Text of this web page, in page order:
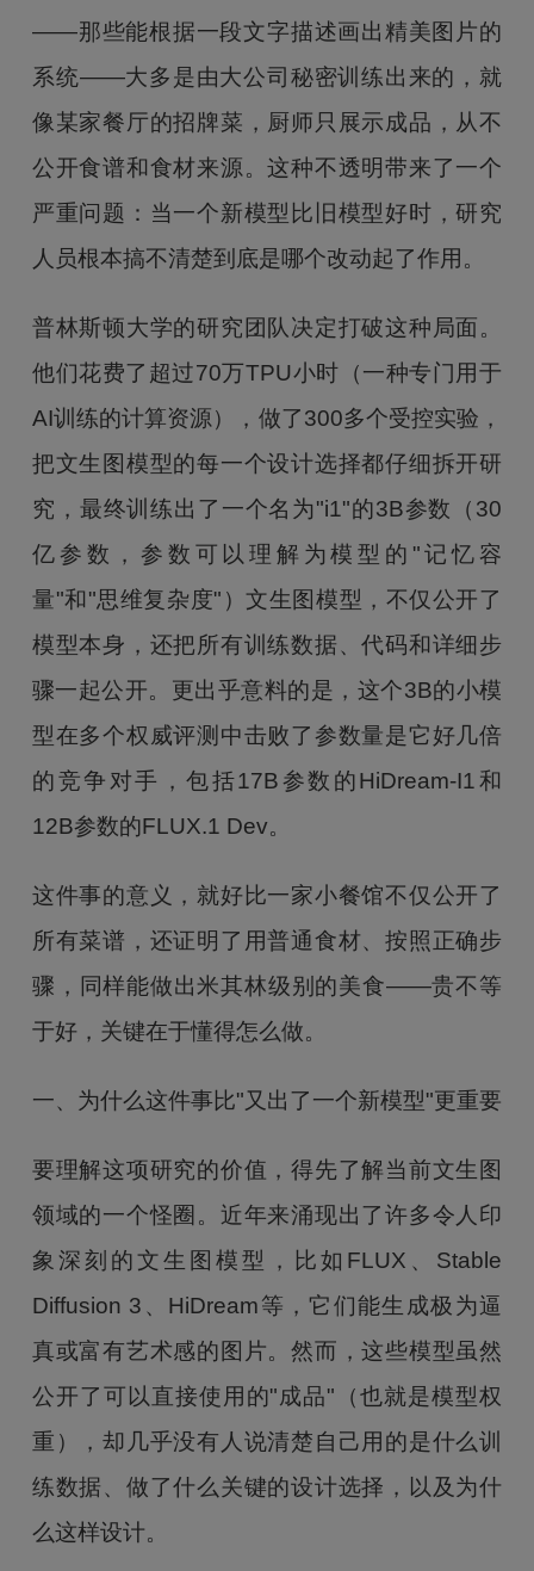
——那些能根据一段文字描述画出精美图片的
系统——大多是由大公司秘密训练出来的，就
像某家餐厅的招牌菜，厨师只展示成品，从不
公开食谱和食材来源。这种不透明带来了一个
严重问题：当一个新模型比旧模型好时，研究
人员根本搞不清楚到底是哪个改动起了作用。
普林斯顿大学的研究团队决定打破这种局面。
他们花费了超过70万TPU小时（一种专门用于
AI训练的计算资源），做了300多个受控实验，
把文生图模型的每一个设计选择都仔细拆开研
究，最终训练出了一个名为"i1"的3B参数（30
亿参数，参数可以理解为模型的"记忆容
量"和"思维复杂度"）文生图模型，不仅公开了
模型本身，还把所有训练数据、代码和详细步
骤一起公开。更出乎意料的是，这个3B的小模
型在多个权威评测中击败了参数量是它好几倍
的竞争对手，包括17B参数的HiDream-I1和
12B参数的FLUX.1 Dev。
这件事的意义，就好比一家小餐馆不仅公开了
所有菜谱，还证明了用普通食材、按照正确步
骤，同样能做出米其林级别的美食——贵不等
于好，关键在于懂得怎么做。
一、为什么这件事比"又出了一个新模型"更重要
要理解这项研究的价值，得先了解当前文生图
领域的一个怪圈。近年来涌现出了许多令人印
象深刻的文生图模型，比如FLUX、Stable
Diffusion 3、HiDream等，它们能生成极为逼
真或富有艺术感的图片。然而，这些模型虽然
公开了可以直接使用的"成品"（也就是模型权
重），却几乎没有人说清楚自己用的是什么训
练数据、做了什么关键的设计选择，以及为什
么这样设计。